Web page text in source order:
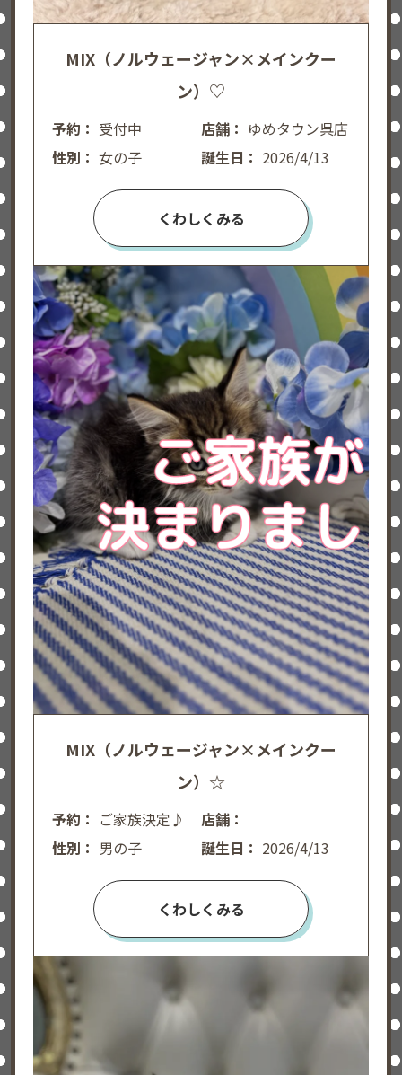
MIX（ノルウェージャン×メインクー
ン）♡
予約： 受付中 店舗： ゆめタウン呉店
性別： 女の子 誕生日： 2026/4/13
くわしくみる
MIX（ノルウェージャン×メインクー
ン）☆
予約： ご家族決定♪
店舗：
性別： 男の子 誕生日： 2026/4/13
くわしくみる